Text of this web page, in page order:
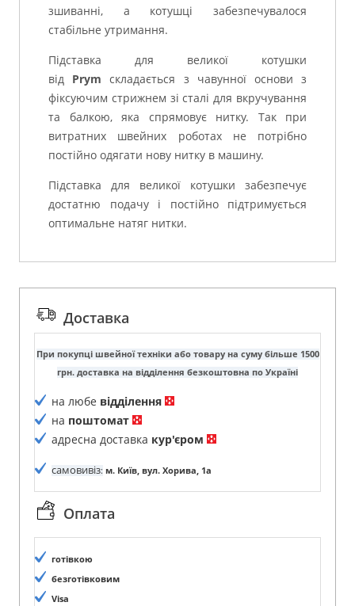
зшиванні, а котушці забезпечувалося
стабільне утримання.
Підставка для великої котушки
від Prym складається з чавунної основи з
фіксуючим стрижнем зі сталі для вкручування
та балкою, яка спрямовує нитку. Так при
витратних швейних роботах не потрібно
постійно одягати нову нитку в машину.
Підставка для великої котушки забезпечує
достатню подачу і постійно підтримується
оптимальне натяг нитки.
Доставка
При покупці швейної техніки або товару на суму більше 1500
грн. доставка на відділення безкоштовна по Україні
на любе відділення
на поштомат
адресна доставка кур'єром
самовивіз: м. Київ, вул. Хорива, 1а
Оплата
готівкою
безготівковим
Visa